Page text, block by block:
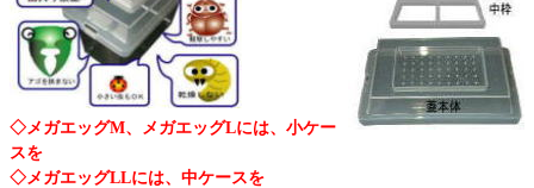
◇メガエッグM、メガエッグLには、小ケー
スを
◇メガエッグLLには、中ケースを